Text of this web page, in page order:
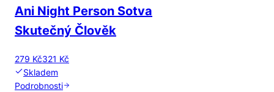
Ani Night Person Sotva
Skutečný Člověk
279 Kč321 Kč
Skladem
Podrobnosti